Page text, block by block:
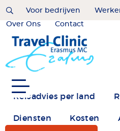
Overslaan
inhoud
gaan
HomeVoor bedrijven
Over Ons
Contact
Reisadvies per land
Diensten Kosten